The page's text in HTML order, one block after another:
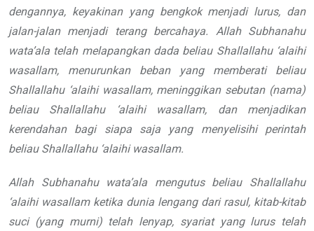
dengannya, keyakinan yang bengkok menjadi lurus, dan
jalan-jalan menjadi
terang bercahaya. Allah Subhanahu
wata’ala telah melapangkan dada beliau Shallallahu ‘alaihi
wasallam, menurunkan beban yang
memberati beliau
Shallallahu ‘alaihi wasallam, meninggikan sebutan (nama)
beliau Shallallahu ‘alaihi wasallam, dan menjadikan
kerendahan bagi siapa saja yang
menyelisihi perintah
beliau Shallallahu ‘alaihi wasallam.
Allah Subhanahu wata’ala mengutus beliau Shallallahu
‘alaihi wasallam ketika dunia lengang dari rasul, kitab-kitab
suci (yang murni) telah lenyap, syariat yang lurus telah